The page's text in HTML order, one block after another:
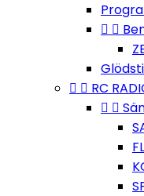
 
  RC
 